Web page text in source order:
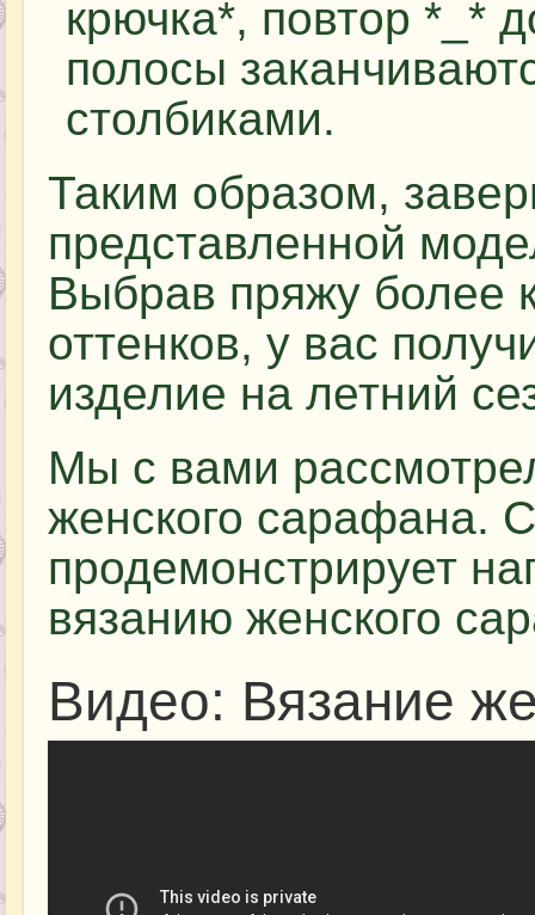
крючка*, повтор *_*
полосы
столбиками.
Таким образом,
представленной
Выбрав пряжу более
оттенков, у вас
изделие на летний
Мы с вами
женского сарафана.
продемонстрирует
вязанию женского
Видео: Вязание